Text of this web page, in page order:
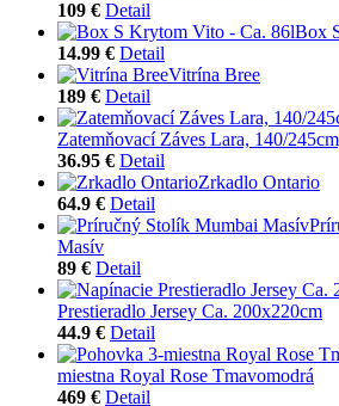
109 € Detail
Box
14.99 € Detail
Vitrína Bree
189 € Detail
Zatemňovací Záves Lara, 140/
36.95 € Detail
Zrkadlo Ontario
64.9 € Detail
Masív
89 € Detail
Prestieradlo Jersey Ca. 200x220cm
44.9 € Detail
miestna Royal Rose Tmavomodrá
469 € Detail